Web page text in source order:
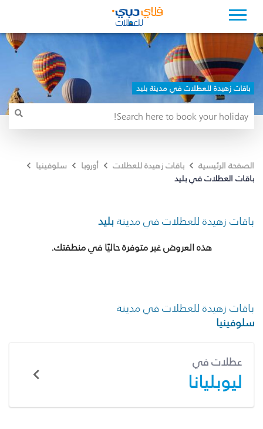
باقات زهيدة للعطلات في مدينة بليد
الصفحة الرئيسية باقات زهيدة للعطلات أوروبا
سلوفينيا
باقات العطلات في بليد
باقات زهيدة للعطلات في مدينة بليد
هذه العروض غير متوفرة حاليًا في منطقتك.
باقات زهيدة للعطلات في مدينة
سلوفينيا
عطلات في
ليوبليانا